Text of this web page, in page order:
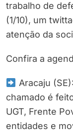
trabalho de
(1/10), um
atenção da
Confira a
Aracaju
chamado é
UGT, Frente
entidades e